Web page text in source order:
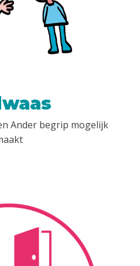
Ander begrip mogelijk